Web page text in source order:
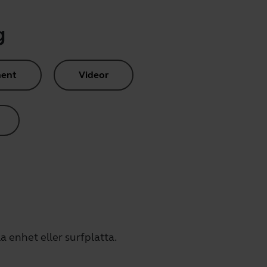
Videor
enhet eller surfplatta.